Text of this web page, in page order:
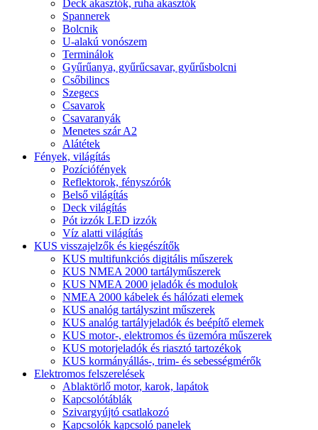
Deck akasztók, ruha akasztók
Spannerek
Bolcnik
U-alakú vonószem
Terminálok
Gyűrűanya, gyűrűcsavar, gyűrűsbolcni
Csőbilincs
Szegecs
Csavarok
Csavaranyák
Menetes szár A2
Alátétek
Fények, világítás
Pozíciófények
Reflektorok, fényszórók
Belső világítás
Deck világítás
Pót izzók LED izzók
Víz alatti világítás
KUS visszajelzők és kiegészítők
KUS multifunkciós digitális műszerek
KUS NMEA 2000 tartályműszerek
KUS NMEA 2000 jeladók és modulok
NMEA 2000 kábelek és hálózati elemek
KUS analóg tartályszint műszerek
KUS analóg tartályjeladók és beépítő elemek
KUS motor-, elektromos és üzemóra műszerek
KUS motorjeladók és riasztó tartozékok
KUS kormányállás-, trim- és sebességmérők
Elektromos felszerelések
Ablaktörlő motor, karok, lapátok
Kapcsolótáblák
Szivargyújtó csatlakozó
Kapcsolók kapcsoló panelek